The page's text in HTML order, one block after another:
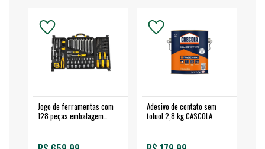
Jogo de ferramentas com
128 peças embalagem
Adesivo de contato sem
toluol 2,8 kg CASCOLA